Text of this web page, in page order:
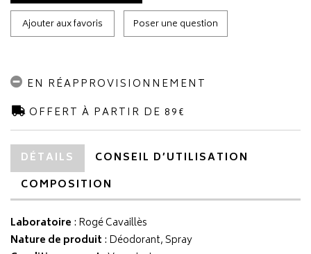
Ajouter aux favoris Poser une question
EN RÉAPPROVISIONNEMENT
OFFERT À PARTIR DE 89€
DÉTAILS
CONSEIL D’UTILISATION
COMPOSITION
Laboratoire : Rogé Cavaillès
Nature de produit : Déodorant, Spray